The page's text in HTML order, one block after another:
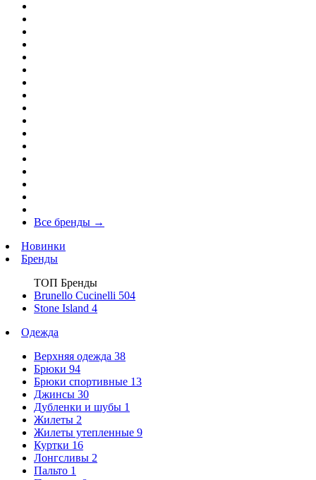
Все бренды →
Новинки
Бренды
ТОП Бренды
Brunello Cucinelli 504
Stone Island 4
Одежда
Верхняя одежда 38
Брюки 94
Брюки спортивные 13
Джинсы 30
Дубленки и шубы 1
Жилеты 2
Жилеты утепленные 9
Куртки 16
Лонгсливы 2
Пальто 1